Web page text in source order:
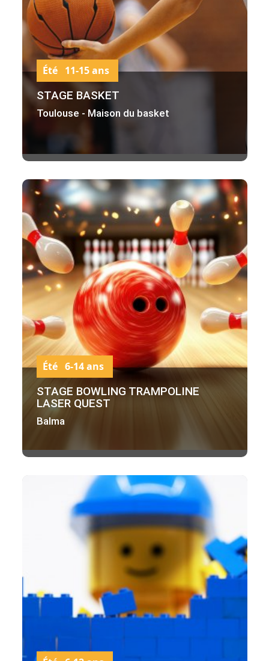
STAGE BASKET
Toulouse - Maison du basket
Été 11-15 ans
STAGE BOWLING TRAMPOLINE
LASER QUEST
Balma
Été 6-14 ans